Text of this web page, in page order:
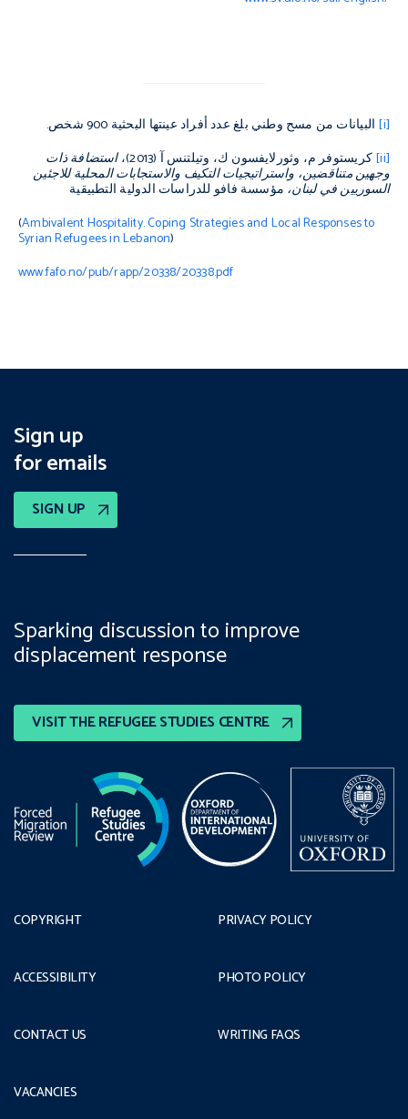
[i] البيانات من مسح وطني بلغ عدد أفراد عينتها البحثية 900 شخص.
[ii]كريستوفر م، وثورلايفسون ك، وتيلتنس آ (2013)، استضافة ذات
وجهين متناقضين، واستراتيجيات التكيف والاستجابات المحلية للاجئين
السوريين في لبنان، مؤسسة فافو للدراسات الدولية التطبيقية
(Ambivalent Hospitality. Coping Strategies and Local Responses to
Syrian Refugees in Lebanon)
www.fafo.no/pub/rapp/20338/20338.pdf
Sign up
for emails
SIGN UP
VISIT THE REFUGEE STUDIES CENTRE
Sparking discussion to improve
displacement response
COPYRIGHT
ACCESSIBILITY
CONTACT US
PRIVACY POLICY
PHOTO POLICY
WRITING FAQS
VACANCIES